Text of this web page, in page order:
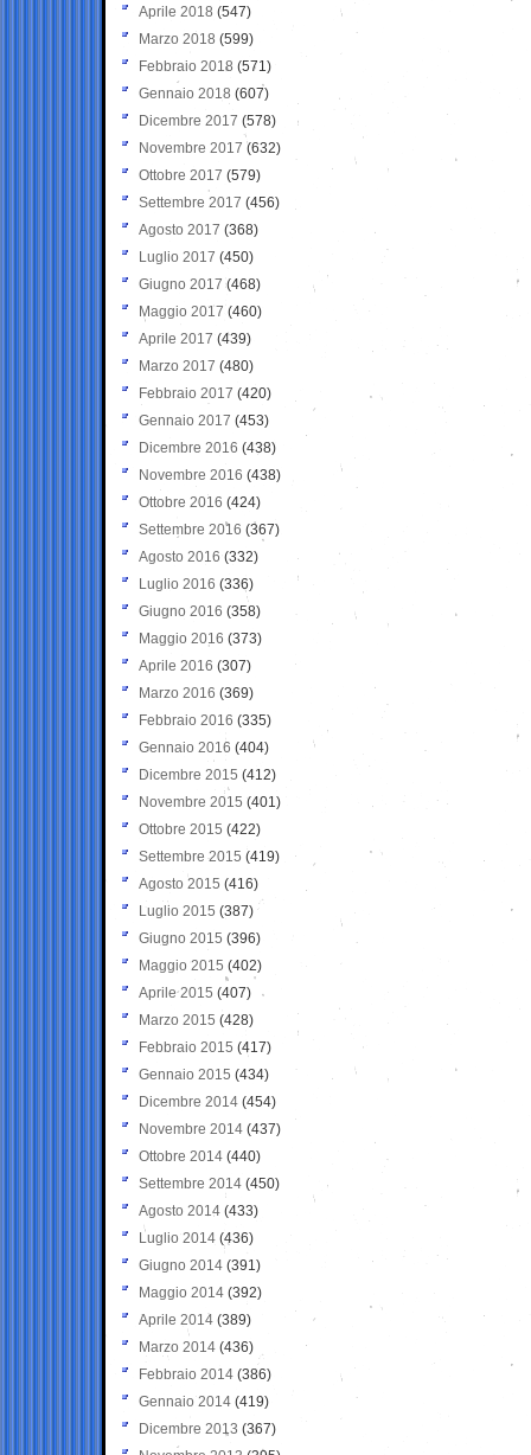
Aprile 2018 (547)
Marzo 2018 (599)
Febbraio 2018 (571)
Gennaio 2018 (607)
Dicembre 2017 (578)
Novembre 2017 (632)
Ottobre 2017 (579)
Settembre 2017 (456)
Agosto 2017 (368)
Luglio 2017 (450)
Giugno 2017 (468)
Maggio 2017 (460)
Aprile 2017 (439)
Marzo 2017 (480)
Febbraio 2017 (420)
Gennaio 2017 (453)
Dicembre 2016 (438)
Novembre 2016 (438)
Ottobre 2016 (424)
Settembre 2016 (367)
Agosto 2016 (332)
Luglio 2016 (336)
Giugno 2016 (358)
Maggio 2016 (373)
Aprile 2016 (307)
Marzo 2016 (369)
Febbraio 2016 (335)
Gennaio 2016 (404)
Dicembre 2015 (412)
Novembre 2015 (401)
Ottobre 2015 (422)
Settembre 2015 (419)
Agosto 2015 (416)
Luglio 2015 (387)
Giugno 2015 (396)
Maggio 2015 (402)
Aprile 2015 (407)
Marzo 2015 (428)
Febbraio 2015 (417)
Gennaio 2015 (434)
Dicembre 2014 (454)
Novembre 2014 (437)
Ottobre 2014 (440)
Settembre 2014 (450)
Agosto 2014 (433)
Luglio 2014 (436)
Giugno 2014 (391)
Maggio 2014 (392)
Aprile 2014 (389)
Marzo 2014 (436)
Febbraio 2014 (386)
Gennaio 2014 (419)
Dicembre 2013 (367)